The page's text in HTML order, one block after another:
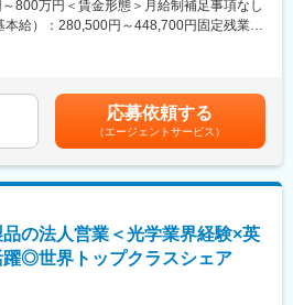
図面および仕様書の作成・修正
、メーカーとの技術的な調整・打ち合わせ
整えています。
もと、部門間の連携が活発で、前向きに挑
800万円＜賃金形態＞月給制補足事項なし
本給）：280,500円～448,700円固定残業手
までのご経験やスキルを考慮して決定しま
最大3か月分を付与する実績あり（個人と
給する）■給与改定：年1回賃金はあくまで
選考を通じて上下する可能性があります。
含めた表記です。
応募依頼する
（エージェントサービス）
品の法人営業＜光学業界経験×英
◎世界トップクラスシェア